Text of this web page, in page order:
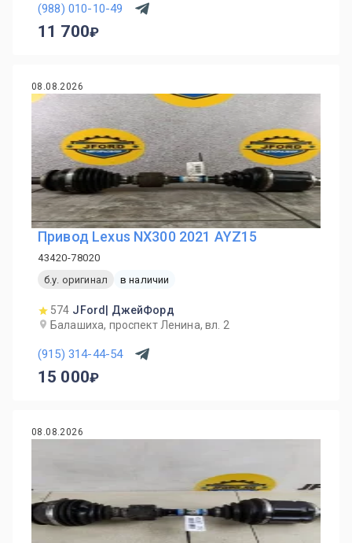
(988) 010-10-49
11 700
08.08.2026
Привод Lexus NX300 2021 AYZ15
43420-78020
б.у. оригинал
в наличии
574 JFord| ДжейФорд
Балашиха, проспект Ленина, вл. 2
(915) 314-44-54
15 000
08.08.2026